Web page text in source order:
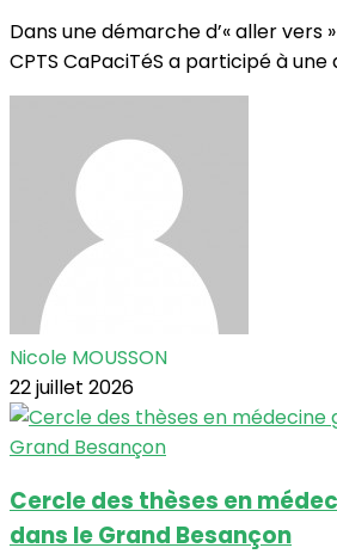
Dans une démarche d’« aller vers
CPTS CaPaciTéS a participé à une
Nicole MOUSSON
22 juillet 2026
Cercle des thèses en
dans le Grand Besançon